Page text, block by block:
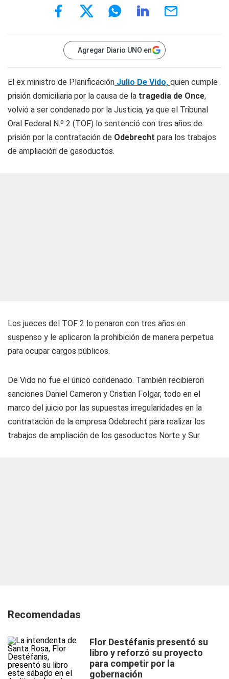
Agregar Diario UNO en
El ex ministro de Planificación Julio De Vido, quien cumple
prisión domiciliaria por la causa de la tragedia de Once,
volvió a ser condenado por la Justicia, ya que el Tribunal
Oral Federal N.º 2 (TOF) lo sentenció con tres años de
prisión por la contratación de Odebrecht para los trabajos
de ampliación de gasoductos.
Los jueces del TOF 2 lo penaron con tres años en
suspenso y le aplicaron la prohibición de manera perpetua
para ocupar cargos públicos.
De Vido no fue el único condenado. También recibieron
sanciones Daniel Cameron y Cristian Folgar, todo en el
marco del juicio por las supuestas irregularidades en la
contratación de la empresa Odebrecht para realizar los
trabajos de ampliación de los gasoductos Norte y Sur.
Recomendadas
Flor Destéfanis presentó su
libro y reforzó su proyecto
para competir por la
gobernación